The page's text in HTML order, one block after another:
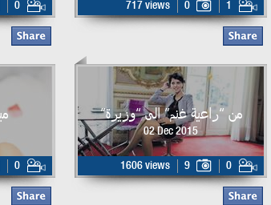
717 views 0 1
0
من “راعية غنم” الى “وزيرة”
02 Dec 2015
1606 views 9 0
0